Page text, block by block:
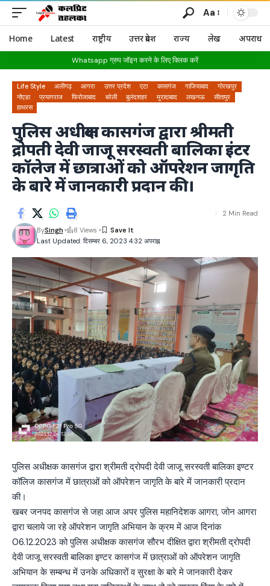
Aa
Home Latest राष्ट्रीय उत्तर प्रदेश राज्य लेख अपराध
Whatsapp ग्रुप जॉइन करने के लिए क्लिक करें
Life Style अलीगढ़ आगरा उत्तर प्रदेश एटा कासगंज गाजियाबाद
गोरखपुर
नोएडा
प्रयागराज फिरोजाबाद बरेली बुलंदशहर मुरादाबाद लखनऊ
सीतापुर
हाथरस
पुलिस अधीक्षक कासगंज द्वारा श्रीमती
द्रोपती देवी जाजू सरस्वती बालिका इंटर
कॉलेज में छात्राओं को ऑपरेशन जागृति
के बारे में जानकारी प्रदान की।
Last Updated: दिसम्बर 6, 2023 4:32 अपराह्न
BySingh 8 Views
2 Min Read
पुलिस अधीक्षक कासगंज द्वारा श्रीमती द्रोपदी देवी जाजू सरस्वती बालिका इण्टर
कॉलिज कासगंज में छात्राओं को ऑपरेशन जागृति के बारे में जानकारी प्रदान
की।
खबर जनपद कासगंज से जहा आज अपर पुलिस महानिदेशक आगरा, जोन आगरा
द्वारा चलाये जा रहे ऑपरेशन जागृति अभियान के क्रम में आज दिनांक
06.12.2023 को पुलिस अधीक्षक कासगंज सौरभ दीक्षित द्वारा श्रीमती द्रोपदी
देवी जाजू सरस्वती बालिका इण्टर कासगंज में छात्राओं को ऑपरेशन जागृति
अभियान के सम्बन्ध में उनके अधिकारों व सुरक्षा के बारे मे जानकारी देकर